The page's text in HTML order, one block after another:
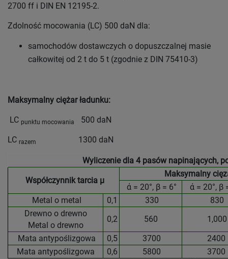
2700 ff i DIN EN 12195-2.
Zdolność mocowania (LC) 500 daN dla:
samochodów dostawczych o dopuszczalnej masie
całkowitej od 2 t do 5 t (zgodnie z DIN 75410-3)
Maksymalny ciężar ładunku:
LC punktu mocowania 500 daN
LC razem 1300 daN
Wyliczenie dla 4 pasów napinających,
Współczynnik tarcia μ
Maksymalny
ά = 20°, β = 6°
ά = 20°, β
Metal o metal
0,1 330
830
Drewno o drewno
Metal o drewno
0,2 560
1,000
Mata antypoślizgowa
0,5 3700
2400
Mata antypoślizgowa
0,6 5800
3700